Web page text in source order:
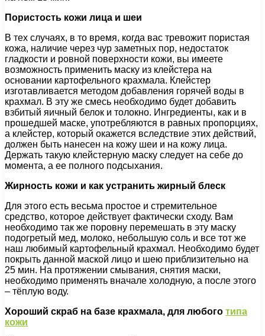
Пористость кожи лица и шеи
В тех случаях, в то время, когда вас тревожит пористая
кожа, наличие через чур заметных пор, недостаток
гладкости и ровной поверхности кожи, вы имеете
возможность применить маску из клейстера на
основании картофельного крахмала. Клейстер
изготавливается методом добавления горячей воды в
крахмал. В эту же смесь необходимо будет добавить
взбитый яичный белок и толокно. Ингредиенты, как и в
прошедшей маске, употребляются в равных пропорциях,
а клейстер, который окажется вследствие этих действий,
должен быть нанесен на кожу шеи и на кожу лица.
Держать такую клейстерную маску следует на себе до
момента, а ее полного подсыхания.
Жирность кожи и как устранить жирный блеск
Для этого есть весьма простое и стремительное
средство, которое действует фактически сходу. Вам
необходимо так же поровну перемешать в эту маску
подогретый мед, молоко, небольшую соль и все тот же
наш любимый картофельный крахмал. Необходимо будет
покрыть данной маской лицо и шею приблизительно на
25 мин. На протяжении смывания, снятия маски,
необходимо применять вначале холодную, а после этого
– тёплую воду.
Хороший скраб на базе крахмала, для любого типа
кожи